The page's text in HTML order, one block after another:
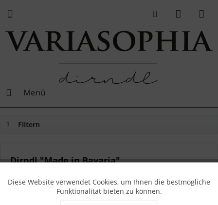
Menü
Filtern
Dirndl "Made in Bavaria"
Diese Website verwendet Cookies, um Ihnen die bestmögliche
Funktionalität bieten zu können.